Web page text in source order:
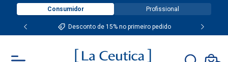
Consumidor Profissional
Desconto de 15% no primeiro pedido